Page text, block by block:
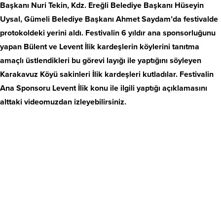
Başkanı Nuri Tekin, Kdz. Ereğli Belediye Başkanı Hüseyin
Uysal, Gümeli Belediye Başkanı Ahmet Saydam’da festivalde
protokoldeki yerini aldı. Festivalin 6 yıldır ana sponsorluğunu
yapan Bülent ve Levent İlik kardeşlerin köylerini tanıtma
amaçlı üstlendikleri bu görevi layığı ile yaptığını söyleyen
Karakavuz Köyü sakinleri İlik kardeşleri kutladılar. Festivalin
Ana Sponsoru Levent İlik konu ile ilgili yaptığı açıklamasını
alttaki videomuzdan izleyebilirsiniz.